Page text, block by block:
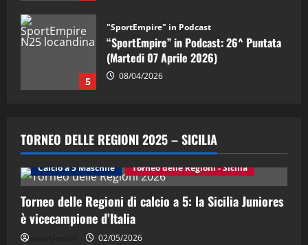
1
"SportEmpire" in Podcast
“SportEmpire” in Podcast: 30^ Puntata
(Martedi 05 Maggio 2026)
08/05/2026
2
“SportEmpire” in Podcast: 29^ Puntata
(Martedi 28 Aprile 2026)
28/04/2026
"SportEmpire" in Podcast
“SportEmpire” in Podcast: 28^ Puntata
(Martedi 21 Aprile 2026)
TORNEO DELLE REGIONI 2025 – SICILIA
Calcio a 5 Maschile Torneo delle Regioni - Sicilia
Torneo delle Regioni di calcio a 5: la Sicilia Juniores
è vicecampione d’Italia
02/05/2026